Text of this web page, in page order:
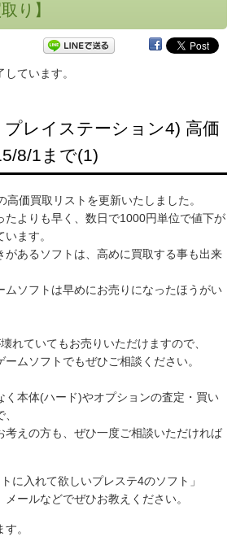
り】
ています。
レイステーション4) 高価
8/1まで(1)
価買取リストを更新いたしました。
たよりも早く、数日で1000円単位で値下が
ます。
があるソフトは、高めに買取する事も出来
ムソフトは早めにお売りになったほうがい
れていてもお売りいただけますので、
ムソフトでもぜひご相談ください。
く本体(ハード)やオプションの査定・買い
考えの方も、ぜひ一度ご相談いただければ
に入れて欲しいプレステ4のソフト」
ールなどでぜひお教えください。
。